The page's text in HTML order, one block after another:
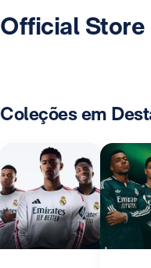
Official Store
Coleções em